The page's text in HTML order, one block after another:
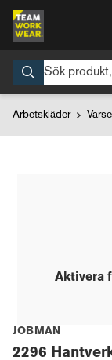
Arbetskläder
Aktivera
JOBMAN
2296